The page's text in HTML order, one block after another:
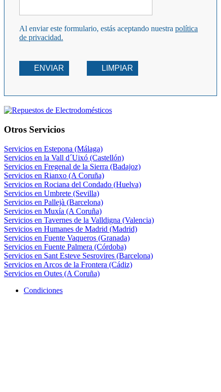
Al enviar este formulario, estás aceptando nuestra política
de privacidad.
ENVIAR LIMPIAR
Otros Servicios
Servicios en Estepona (Málaga)
Servicios en la Vall d´Uixó (Castellón)
Servicios en Fregenal de la Sierra (Badajoz)
Servicios en Rianxo (A Coruña)
Servicios en Rociana del Condado (Huelva)
Servicios en Umbrete (Sevilla)
Servicios en Pallejà (Barcelona)
Servicios en Muxía (A Coruña)
Servicios en Tavernes de la Valldigna (Valencia)
Servicios en Humanes de Madrid (Madrid)
Servicios en Fuente Vaqueros (Granada)
Servicios en Fuente Palmera (Córdoba)
Servicios en Sant Esteve Sesrovires (Barcelona)
Servicios en Arcos de la Frontera (Cádiz)
Servicios en Outes (A Coruña)
Condiciones